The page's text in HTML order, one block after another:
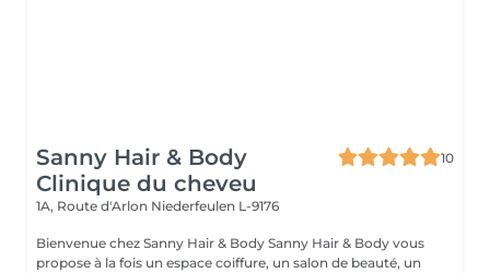
Sanny Hair & Body
Clinique du cheveu
10
1A, Route d'Arlon Niederfeulen L-9176
Bienvenue chez Sanny Hair & Body Sanny Hair & Body vous
propose à la fois un espace coiffure, un salon de beauté, un